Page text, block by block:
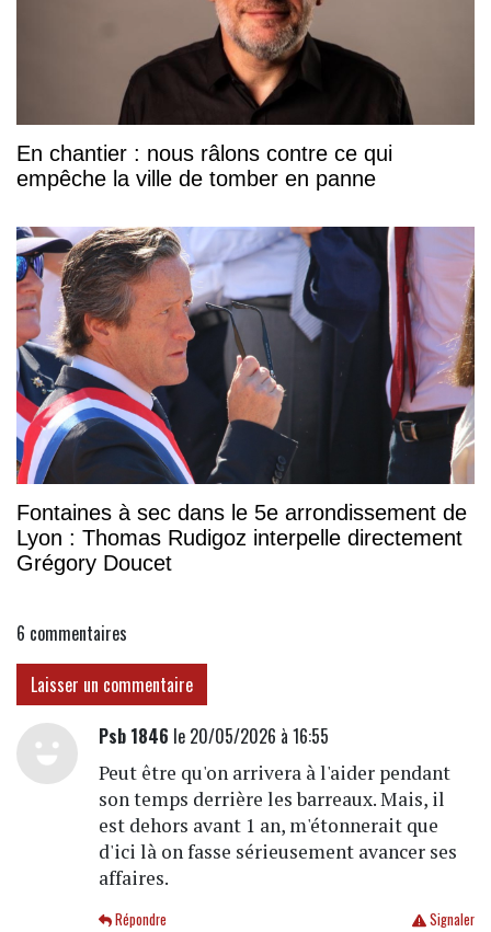
En chantier : nous râlons contre ce qui
empêche la ville de tomber en panne
Fontaines à sec dans le 5e arrondissement de
Lyon : Thomas Rudigoz interpelle directement
Grégory Doucet
6 commentaires
Laisser un commentaire
Psb 1846 le 20/05/2026 à 16:55
Peut être qu'on arrivera à l'aider pendant
son temps derrière les barreaux. Mais, il
est dehors avant 1 an, m'étonnerait que
d'ici là on fasse sérieusement avancer ses
affaires.
Signaler
Répondre